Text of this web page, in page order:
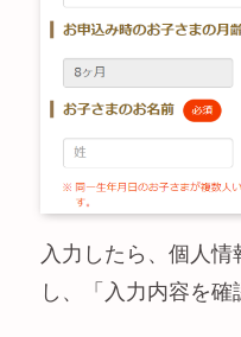
入力したら、個人
し、「入力内容を確